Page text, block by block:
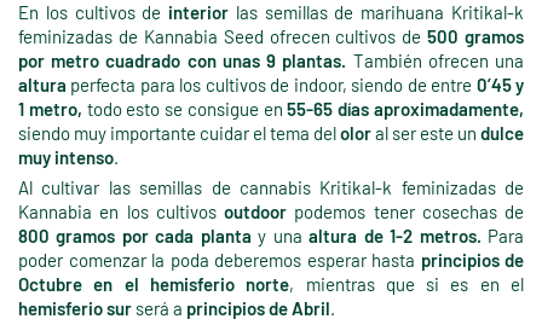
En los cultivos de interior las semillas de marihuana Kritikal-k
feminizadas de Kannabia Seed ofrecen cultivos de500 gramos
por metro cuadrado con unas 9 plantas. También ofrecen una
altura perfecta para los cultivos de indoor, siendo de entre 0’45 y
1 metro, todo esto se consigue en55-65 días aproximadamente,
siendo muy importante cuidar el tema deloloral ser este un dulce
muy intenso.
Al cultivar las semillas de cannabis Kritikal-k feminizadas de
Kannabia en los cultivos outdoor podemos tener cosechas de
800 gramos por cada planta y una altura de 1-2 metros. Para
poder comenzar la poda deberemos esperar hasta principios de
Octubre en el hemisferio norte, mientras que si es en el
hemisferio sur será a principios de Abril.